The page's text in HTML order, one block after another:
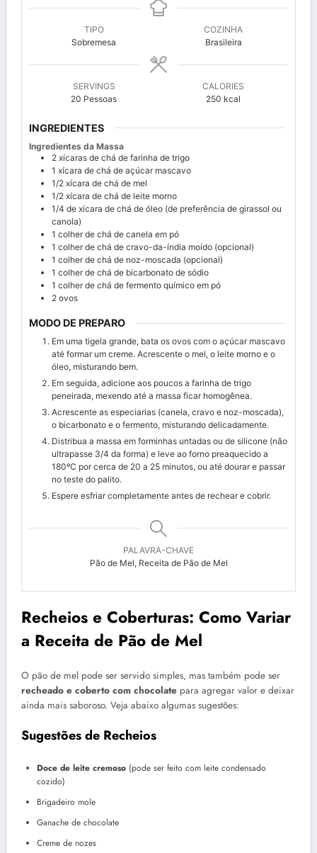
TIPO
Sobremesa
COZINHA
Brasileira
SERVINGS
20 Pessoas
CALORIES
250 kcal
INGREDIENTES
Ingredientes da Massa
2 xícaras de chá de farinha de trigo
1 xícara de chá de açúcar mascavo
1/2 xícara de chá de mel
1/2 xícara de chá de leite morno
1/4 de xícara de chá de óleo (de preferência de girassol ou
canola)
1 colher de chá de canela em pó
1 colher de chá de cravo-da-índia moído (opcional)
1 colher de chá de noz-moscada (opcional)
1 colher de chá de bicarbonato de sódio
1 colher de chá de fermento químico em pó
2 ovos
MODO DE PREPARO
Em uma tigela grande, bata os ovos com o açúcar mascavo
até formar um creme. Acrescente o mel, o leite morno e o
óleo, misturando bem.
Em seguida, adicione aos poucos a farinha de trigo
peneirada, mexendo até a massa ficar homogênea.
Acrescente as especiarias (canela, cravo e noz-moscada),
o bicarbonato e o fermento, misturando delicadamente.
Distribua a massa em forminhas untadas ou de silicone (não
ultrapasse 3/4 da forma) e leve ao forno preaquecido a
180ºC por cerca de 20 a 25 minutos, ou até dourar e passar
no teste do palito.
Espere esfriar completamente antes de rechear e cobrir.
PALAVRA-CHAVE
Pão de Mel, Receita de Pão de Mel
Recheios e Coberturas: Como Variar
a Receita de Pão de Mel
O pão de mel pode ser servido simples, mas também pode ser
recheado e coberto com chocolate para agregar valor e deixar
ainda mais saboroso. Veja abaixo algumas sugestões:
Sugestões de Recheios
Doce de leite cremoso (pode ser feito com leite condensado
cozido)
Brigadeiro mole
Ganache de chocolate
Creme de nozes